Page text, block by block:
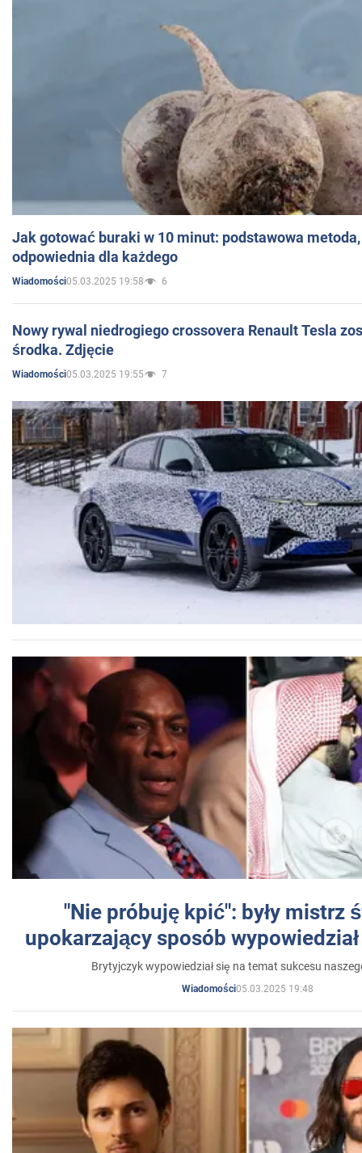
Jak gotować buraki w 10 minut: podstawowa
odpowiednia dla każdego
Wiadomości05.03.2025 19:58 6
Nowy rywal niedrogiego crossovera Renault Tesla
środka. Zdjęcie
Wiadomości05.03.2025 19:55 7
"Nie próbuję kpić": były mistrz
upokarzający sposób
Brytyjczyk wypowiedział się na temat sukcesu
Wiadomości05.03.2025 19:48